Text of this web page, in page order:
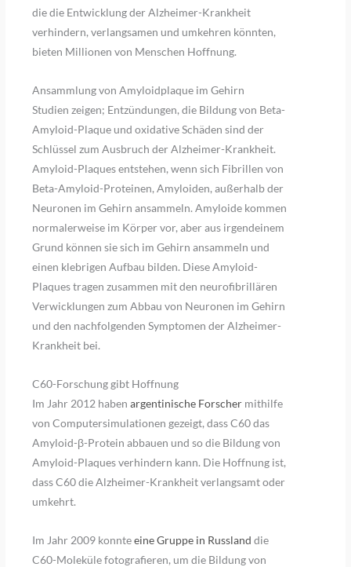
die die Entwicklung der Alzheimer-Krankheit
verhindern, verlangsamen und umkehren könnten,
bieten Millionen von Menschen Hoffnung.
Ansammlung von Amyloidplaque im Gehirn
Studien zeigen; Entzündungen, die Bildung von Beta-
Amyloid-Plaque und oxidative Schäden sind der
Schlüssel zum Ausbruch der Alzheimer-Krankheit.
Amyloid-Plaques entstehen, wenn sich Fibrillen von
Beta-Amyloid-Proteinen, Amyloiden, außerhalb der
Neuronen im Gehirn ansammeln. Amyloide kommen
normalerweise im Körper vor, aber aus irgendeinem
Grund können sie sich im Gehirn ansammeln und
einen klebrigen Aufbau bilden. Diese Amyloid-
Plaques tragen zusammen mit den neurofibrillären
Verwicklungen zum Abbau von Neuronen im Gehirn
und den nachfolgenden Symptomen der Alzheimer-
Krankheit bei.
C60-Forschung gibt Hoffnung
Im Jahr 2012 habenargentinische Forscher mithilfe
von Computersimulationen gezeigt, dass C60 das
Amyloid-β-Protein abbauen und so die Bildung von
Amyloid-Plaques verhindern kann. Die Hoffnung ist,
dass C60 die Alzheimer-Krankheit verlangsamt oder
umkehrt.
Im Jahr 2009 konnteeine Gruppe in Russland die
C60-Moleküle fotografieren, um die Bildung von